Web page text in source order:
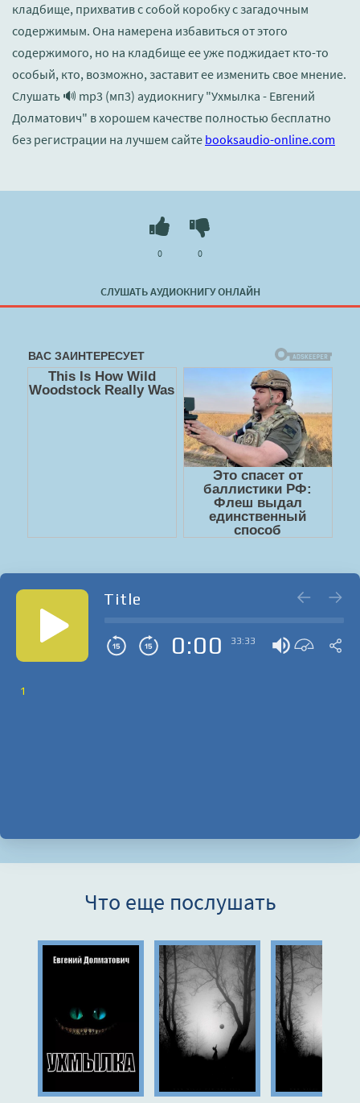
кладбище, прихватив с собой коробку с загадочным
содержимым. Она намерена избавиться от этого
содержимого, но на кладбище ее уже поджидает кто-то
особый, кто, возможно, заставит ее изменить свое мнение.
Слушать 🔊 mp3 (мп3) аудиокнигу "Ухмылка - Евгений
Долматович" в хорошем качестве полностью бесплатно
без регистрации на лучшем сайте booksaudio-online.com
СЛУШАТЬ АУДИОКНИГУ ОНЛАЙН
0 0
Title
0:00 33:33
1
Что еще послушать